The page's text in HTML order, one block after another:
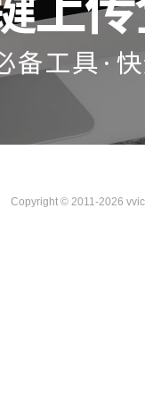
Copyright © 2011-2026